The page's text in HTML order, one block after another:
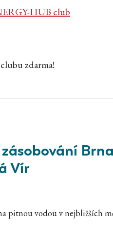
HUB club
zdarma!
Vír
pitnou vodou v nejbližších